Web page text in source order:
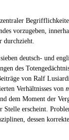
vorzugeben,
durchzieht.
deutsch- und
des
von Ralf
Verhältnisses von
dem Moment der
erscheint.
dessen